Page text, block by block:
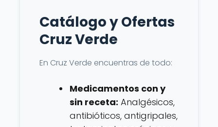
Catálogo y Ofertas
Cruz Verde
En Cruz Verde encuentras de todo:
Medicamentos con y
sin receta: Analgésicos,
antibióticos, antigripales,